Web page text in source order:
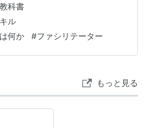
メンバーの参加意識やチーム
意形成を促すことによりチー
ファシリテーションが効いて
態を比較した場合、最も差が
どんなもの…
科書
ル
何か #ファシリテーター
もっと見る